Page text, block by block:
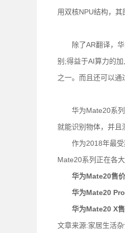
用双核NPU结构，其
除了AR翻译，华
别;得益于AI算力的
之一。而且还可以通
华为Mate20系列
就能识别物体，并且
作为2018年最受期
Mate20系列正在各
华为Mate20售价
华为Mate20 Pro
华为Mate20 X售
文章来源:家居生活杂